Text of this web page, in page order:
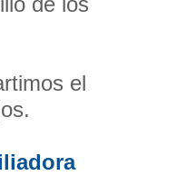
el